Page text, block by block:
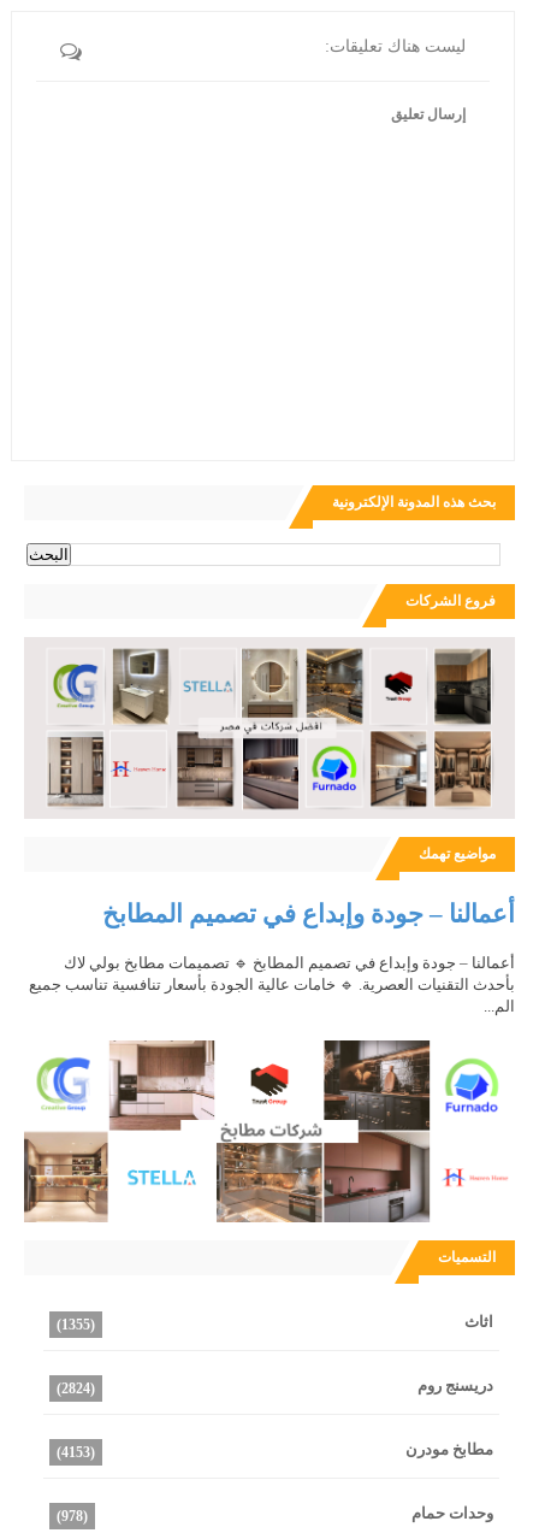
ليست هناك تعليقات:
إرسال تعليق
بحث هذه المدونة الإلكترونية
فروع الشركات
مواضيع تهمك
أعمالنا – جودة وإبداع في تصميم المطابخ
أعمالنا – جودة وإبداع في تصميم المطابخ 🔹 تصميمات مطابخ بولي لاك
بأحدث التقنيات العصرية. 🔹 خامات عالية الجودة بأسعار تنافسية تناسب جميع
الم...
التسميات
اثاث (1355)
دريسنج روم (2824)
مطابخ مودرن (4153)
وحدات حمام (978)